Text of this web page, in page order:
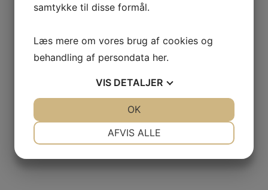
samtykke til disse formål.
Læs mere om vores brug af cookies og
behandling af persondata her.
VIS DETALJER
AFVIS ALLE
OK